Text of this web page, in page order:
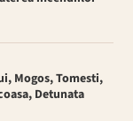
Mogos, Tomesti,
Detunata